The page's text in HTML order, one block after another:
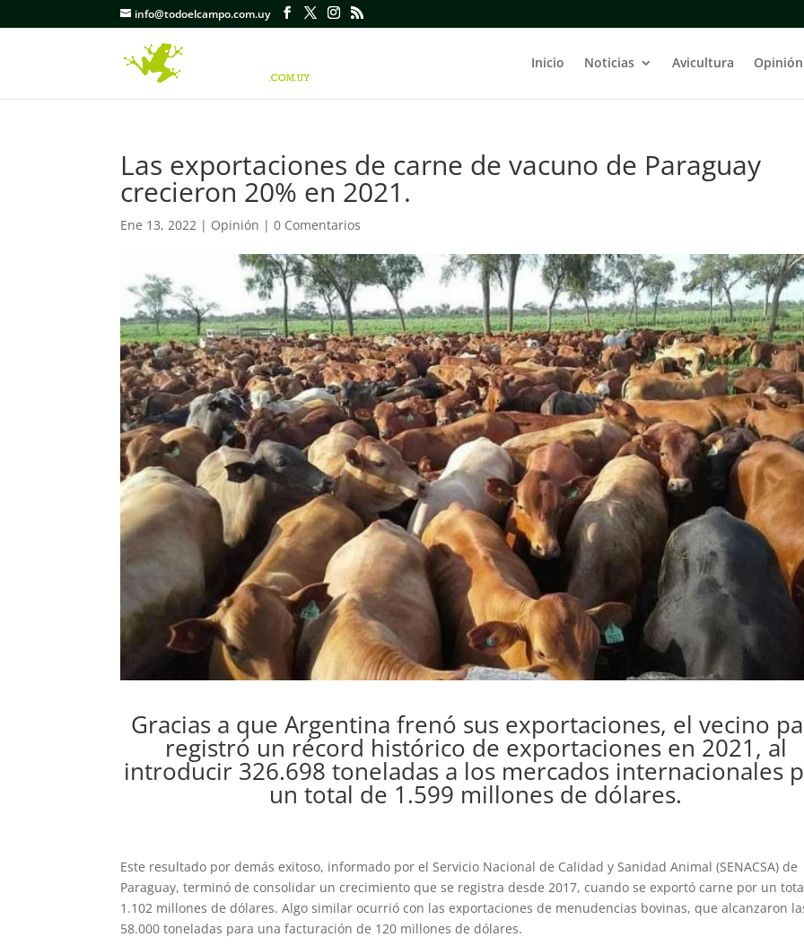
info@todoelcampo.com.uy
Inicio Noticias Avicultura Opinión
Las exportaciones de carne de vacuno de Paraguay
crecieron 20% en 2021.
Ene 13, 2022 | Opinión |0 Comentarios
Gracias a que Argentina frenó sus exportaciones, el vecino
registró un récord histórico de exportaciones en 2021, al
introducir 326.698 toneladas a los mercados internacionales
un total de 1.599 millones de dólares.
Este resultado por demás exitoso, informado por el Servicio Nacional de Calidad y Sanidad Animal (SENACSA) de
Paraguay, terminó de consolidar un crecimiento que se registra desde 2017, cuando se exportó carne por un
1.102 millones de dólares. Algo similar ocurrió con las exportaciones de menudencias bovinas, que alcanzaron
58.000 toneladas para una facturación de 120 millones de dólares.